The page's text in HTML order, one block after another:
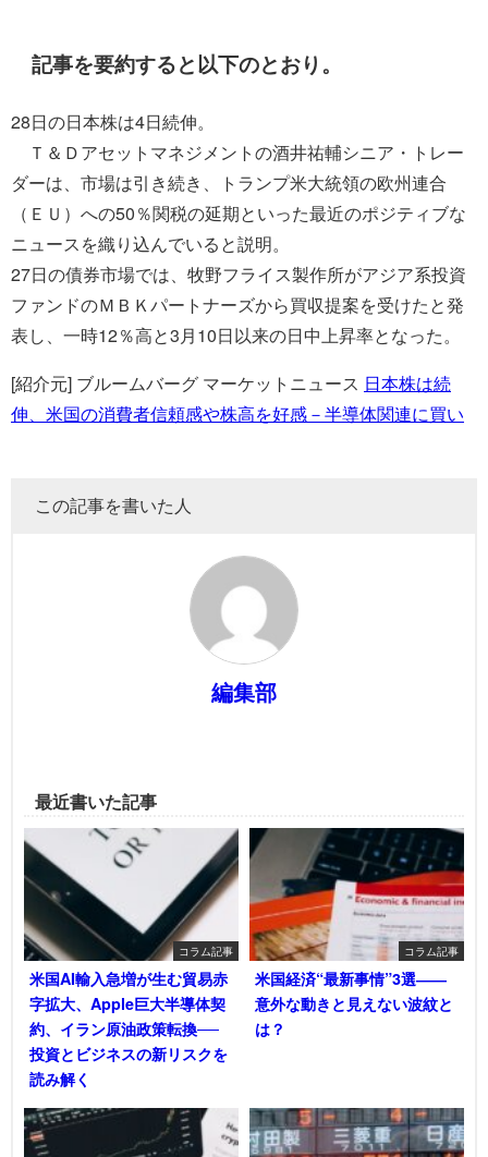
記事を要約すると以下のとおり。
28日の日本株は4日続伸。
Ｔ＆Ｄアセットマネジメントの酒井祐輔シニア・トレー
ダーは、市場は引き続き、トランプ米大統領の欧州連合
（ＥＵ）への50％関税の延期といった最近のポジティブな
ニュースを織り込んでいると説明。
27日の債券市場では、牧野フライス製作所がアジア系投資
ファンドのＭＢＫパートナーズから買収提案を受けたと発
表し、一時12％高と3月10日以来の日中上昇率となった。
[紹介元] ブルームバーグ マーケットニュース 日本株は続
伸、米国の消費者信頼感や株高を好感－半導体関連に買い
この記事を書いた人
編集部
最近書いた記事
コラム記事
米国AI輸入急増が生む貿易赤
字拡大、Apple巨大半導体契
約、イラン原油政策転換──
投資とビジネスの新リスクを
読み解く
コラム記事
米国経済“最新事情”3選――
意外な動きと見えない波紋と
は？